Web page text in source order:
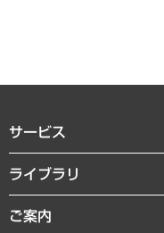
サービス
経営戦略
組織・人事戦略
デジタルイノベーション
ライブラリ
経済調査
ご案内